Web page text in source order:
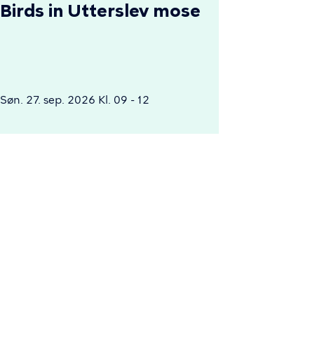
Birds in Utterslev mose
Søn. 27. sep. 2026 Kl. 09 - 12